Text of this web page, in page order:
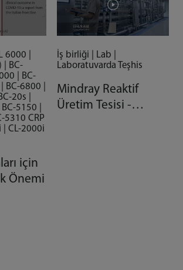
6000 |
| BC-
| BC-
6800 |
20s |
5150 |
5310 CRP
| CL-2000i
için
Önemi
İş birliği | Lab |
Laboratuvarda Teşhis
Mindray Reaktif
Üretim Tesisi -